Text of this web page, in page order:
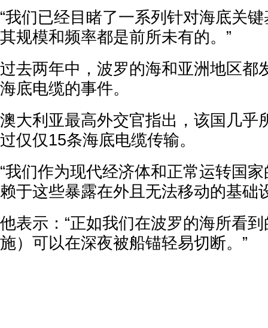
“我们已经目睹了一系列针对海底关
其规模和频率都是前所未有的。”
过去两年中，波罗的海和亚洲地区都
海底电缆的事件。
澳大利亚最高外交官指出，该国几乎
过仅仅15条海底电缆传输。
“我们作为现代经济体和正常运转国
赖于这些暴露在外且无法移动的基础
他表示：“正如我们在波罗的海所看
施）可以在深夜被船锚轻易切断。”